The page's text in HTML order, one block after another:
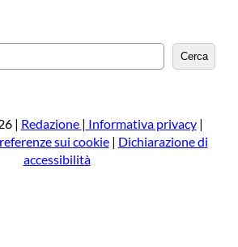
e
a
Cerca
| Redazione | Informativa privacy|
sui cookie| Dichiarazione di
accessibilità